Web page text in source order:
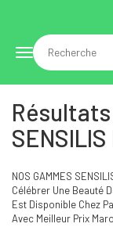
Toggle
navigation
SENSILIS
NOS GAMMES
Célébrer Une Beauté
Est Disponible Chez
Avec Meilleur Prix